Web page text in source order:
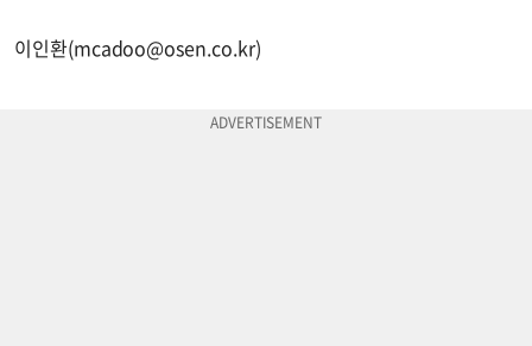
이인환(mcadoo@osen.co.kr)